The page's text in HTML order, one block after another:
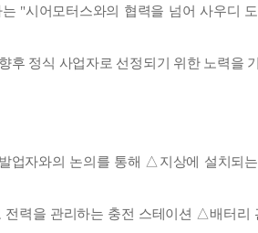
"시어모터스와의 협력을 넘어 사우디
후 정식 사업자로 선정되기 위한 노력을
업자와의 논의를 통해 △지상에 설치되
전력을 관리하는 충전 스테이션 △배터리